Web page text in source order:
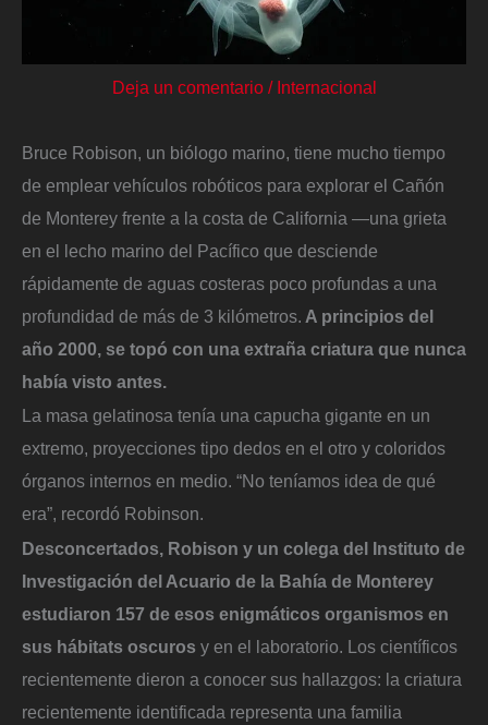
Deja un comentario / Internacional
Bruce Robison, un biólogo marino, tiene mucho tiempo
de emplear vehículos robóticos para explorar el Cañón
de Monterey frente a la costa de California —una grieta
en el lecho marino del Pacífico que desciende
rápidamente de aguas costeras poco profundas a una
profundidad de más de 3 kilómetros. A principios del
año 2000, se topó con una extraña criatura que nunca
había visto antes.
La masa gelatinosa tenía una capucha gigante en un
extremo, proyecciones tipo dedos en el otro y coloridos
órganos internos en medio. “No teníamos idea de qué
era”, recordó Robinson.
Desconcertados, Robison y un colega del Instituto de
Investigación del Acuario de la Bahía de Monterey
estudiaron 157 de esos enigmáticos organismos en
sus hábitats oscuros y en el laboratorio. Los científicos
recientemente dieron a conocer sus hallazgos: la criatura
recientemente identificada representa una familia